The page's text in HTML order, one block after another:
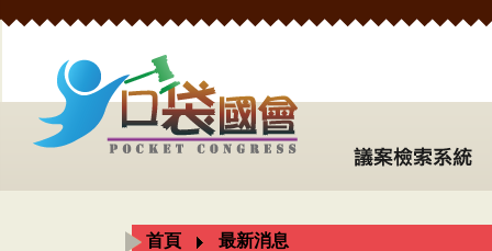
首頁 最新消息